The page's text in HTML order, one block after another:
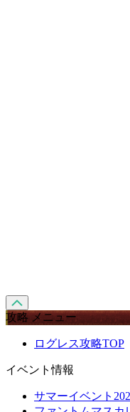
攻略 メニュー
ログレス攻略TOP
イベント情報
サマーイベント